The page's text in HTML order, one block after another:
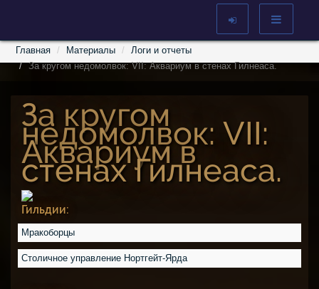
Главная Материалы
Логи и отчеты
За кругом недомолвок: VII: Аквариум в стенах Гилнеаса.
За кругом
недомолвок: VII:
Аквариум в
стенах Гилнеаса.
Гильдии:
Мракоборцы
Столичное управление Нортгейт-Ярда